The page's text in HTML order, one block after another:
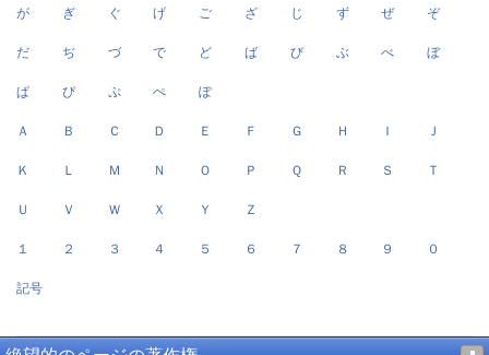
が ぎ ぐ げ ご ざ じ ず ぜ ぞ
だ ぢ づ で ど ば び ぶ べ ぼ
ぱ ぴ ぷ ぺ ぽ
Ａ Ｂ Ｃ Ｄ Ｅ Ｆ Ｇ Ｈ Ｉ Ｊ
Ｋ Ｌ Ｍ Ｎ Ｏ Ｐ Ｑ Ｒ Ｓ Ｔ
Ｕ Ｖ Ｗ Ｘ Ｙ Ｚ
１ ２ ３ ４ ５ ６ ７ ８ ９ ０
記号